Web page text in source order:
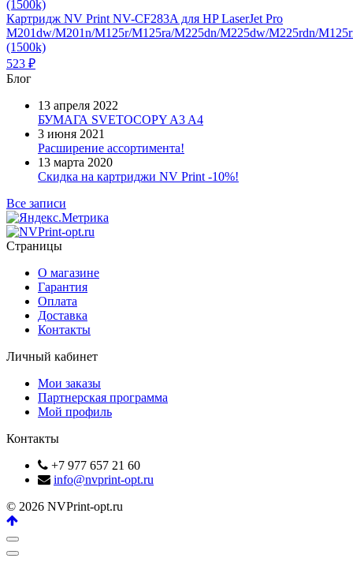
Картридж NV Print NV-CF283A для HP LaserJet Pro
M201dw/M201n/M125r/M125ra/M225dn/M225dw/M225rdn/
(1500k)
523 ₽
Блог
13 апреля 2022
БУМАГА SVETOCOPY A3 A4
3 июня 2021
Расширение ассортимента!
13 марта 2020
Скидка на картриджи NV Print -10%!
Все записи
Страницы
О магазине
Гарантия
Оплата
Доставка
Контакты
Личный кабинет
Мои заказы
Партнерская программа
Мой профиль
Контакты
+7 977 657 21 60
info@nvprint-opt.ru
© 2026 NVPrint-opt.ru